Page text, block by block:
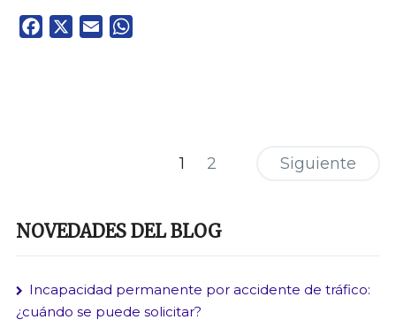
Facebook Email
1 2 Siguiente
NOVEDADES DEL BLOG
Incapacidad permanente por accidente de tráfico:
¿cuándo se puede solicitar?